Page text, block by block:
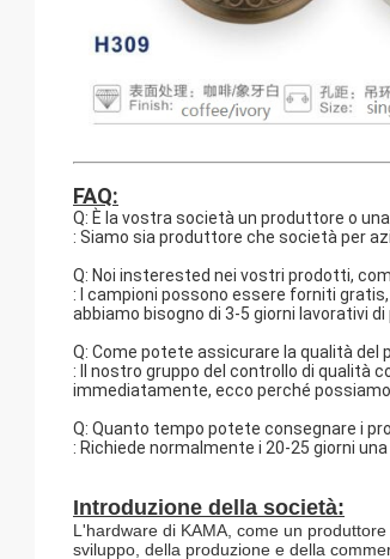
FAQ:
Q: È la vostra società un produttore o
: Siamo sia produttore che società per
Q: Noi insterested nei vostri prodotti,
: I campioni possono essere forniti
abbiamo bisogno di 3-5 giorni lavorativi
Q: Come potete assicurare la qualità del
: Il nostro gruppo del controllo di qualità
immediatamente, ecco perché
Q: Quanto tempo potete consegnare i
: Richiede normalmente i 20-25 giorni
Introduzione della società:
L'hardware di KAMA, come un
sviluppo, della produzione e della